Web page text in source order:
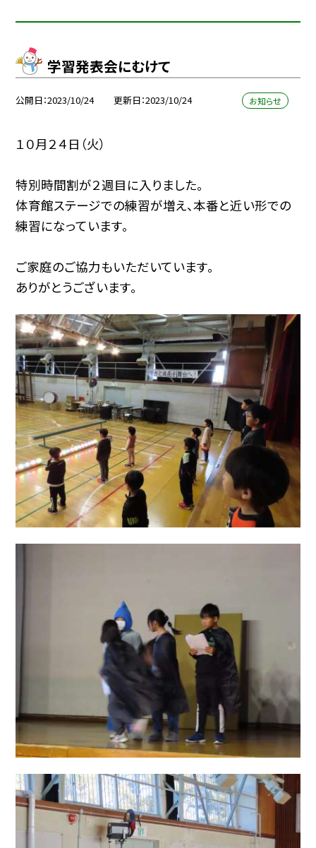
学習発表会にむけて
公開日 2023/10/24 更新日 2023/10/24 お知らせ
１０月２４日（火）
特別時間割が２週目に入りました。
体育館ステージでの練習が増え、本番と近い形での
練習になっています。
ご家庭のご協力もいただいています。
ありがとうございます。